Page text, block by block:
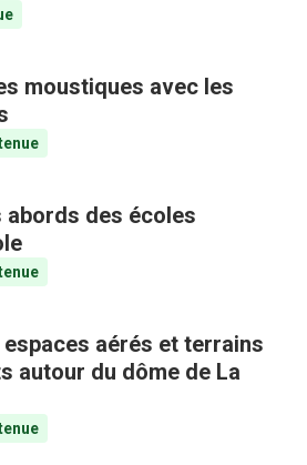
moustiques avec les
des écoles
aérés et terrains
autour du dôme de La